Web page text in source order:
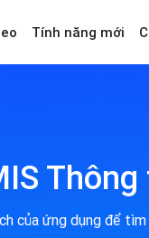
Tính năng mới
của ứng dụng để tìm